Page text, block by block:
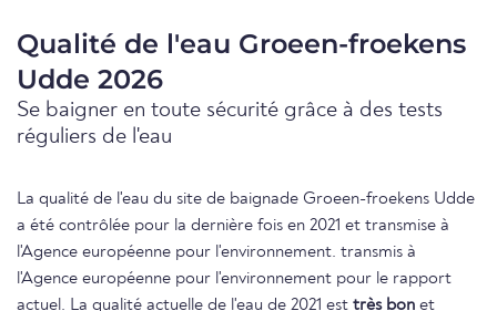
Qualité de l'eau Groeen-froekens
Udde 2026
Se baigner en toute sécurité grâce à des tests
réguliers de l'eau
La qualité de l'eau du site de baignade Groeen-froekens Udde
a été contrôlée pour la dernière fois en 2021 et transmise à
l'Agence européenne pour l'environnement. transmis à
l'Agence européenne pour l'environnement pour le rapport
actuel. La qualité actuelle de l'eau de 2021 est très bon et